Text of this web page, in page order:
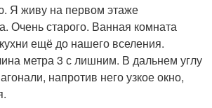
Я живу на первом этаже
Очень старого. Ванная комната
ещё до нашего вселения.
метра 3 с лишним. В дальнем углу
напротив него узкое окно,